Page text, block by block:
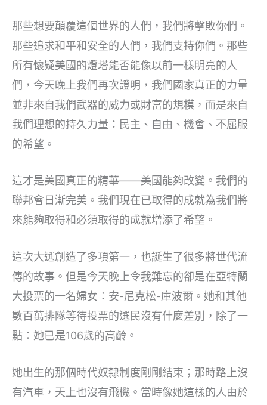
那些想要顛覆這個世界的人們，我們將擊敗你們。
那些追求和平和安全的人們，我們支持你們。那些
所有懷疑美國的燈塔能否能像以前一樣明亮的人
們，今天晚上我們再次證明，我們國家真正的力量
並非來自我們武器的威力或財富的規模，而是來自
我們理想的持久力量：民主、自由、機會、不屈服
的希望。
這才是美國真正的精華——美國能夠改變。我們的
聯邦會日漸完美。我們現在已取得的成就為我們將
來能夠取得和必須取得的成就增添了希望。
這次大選創造了多項第一，也誕生了很多將世代流
傳的故事。但是今天晚上令我難忘的卻是在亞特蘭
大投票的一名婦女：安-尼克松-庫波爾。她和其他
數百萬排隊等待投票的選民沒有什麼差別，除了一
點：她已是106歲的高齡。
她出生的那個時代奴隸制度剛剛結束；那時路上沒
有汽車，天上也沒有飛機。當時像她這樣的人由於